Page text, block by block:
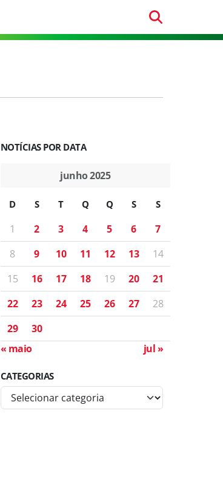
NOTÍCIAS POR DATA
junho 2025
D S T Q Q S S
1 2 3 4 5 6
7
8
9 10 11 12 13
14
15
16 17 18 19 20
21
22
23 24 25 26 27
28
29
30
« maio
jul »
CATEGORIAS
a